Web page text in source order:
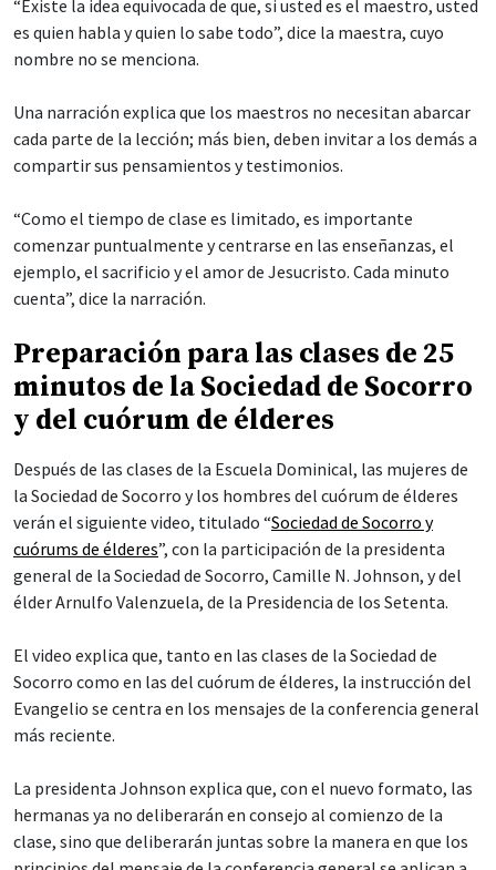
“Existe la idea equivocada de que, si usted es el maestro, usted
es quien habla y quien lo sabe todo”, dice la maestra, cuyo
nombre no se menciona.
Una narración explica que los maestros no necesitan abarcar
cada parte de la lección; más bien, deben invitar a los demás a
compartir sus pensamientos y testimonios.
“Como el tiempo de clase es limitado, es importante
comenzar puntualmente y centrarse en las enseñanzas, el
ejemplo, el sacrificio y el amor de Jesucristo. Cada minuto
cuenta”, dice la narración.
Preparación para las clases de 25
minutos de la Sociedad de Socorro
y del cuórum de élderes
Después de las clases de la Escuela Dominical, las mujeres de
la Sociedad de Socorro y los hombres del cuórum de élderes
verán el siguiente video, titulado “Sociedad de Socorro y
cuórums de élderes”, con la participación de la presidenta
general de la Sociedad de Socorro, Camille N. Johnson, y del
élder Arnulfo Valenzuela, de la Presidencia de los Setenta.
El video explica que, tanto en las clases de la Sociedad de
Socorro como en las del cuórum de élderes, la instrucción del
Evangelio se centra en los mensajes de la conferencia general
más reciente.
La presidenta Johnson explica que, con el nuevo formato, las
hermanas ya no deliberarán en consejo al comienzo de la
clase, sino que deliberarán juntas sobre la manera en que los